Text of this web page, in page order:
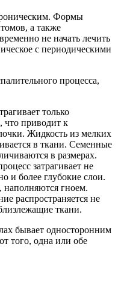
Формы
а также
не начать лечить
с периодическими
процесса,
только
что приводит к
Жидкость из мелких
в ткани. Семенные
в размерах.
затрагивает не
и более глубокие слои.
наполняются гноем.
распространяется не
ткани.
бывает односторонним
того, одна или обе